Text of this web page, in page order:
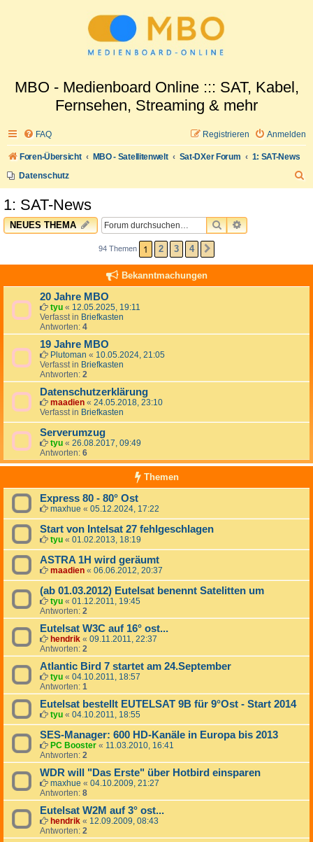
MBO - Medienboard Online ::: SAT, Kabel,
Fernsehen, Streaming & mehr
FAQ Anmelden
Registrieren
Foren-Übersicht MBO - Satellitenwelt Sat-DXer Forum
1: SAT-News
Datenschutz
1: SAT-News
NEUES THEMA SUCHEERWEITERTE
94 Themen 1 2 3 4
Bekanntmachungen
20 Jahre MBO
tyu « 12.05.2025, 19:11
Verfasst in Briefkasten
Antworten: 4
19 Jahre MBO
Plutoman « 10.05.2024, 21:05
Verfasst in Briefkasten
Antworten: 2
Datenschutzerklärung
maadien « 24.05.2018, 23:10
Verfasst in Briefkasten
Serverumzug
tyu « 26.08.2017, 09:49
Antworten: 6
Themen
Express 80 - 80° Ost
maxhue « 05.12.2024, 17:22
Start von Intelsat 27 fehlgeschlagen
tyu « 01.02.2013, 18:19
ASTRA 1H wird geräumt
maadien « 06.06.2012, 20:37
(ab 01.03.2012) Eutelsat benennt Satelitten um
tyu « 01.12.2011, 19:45
Antworten: 2
Eutelsat W3C auf 16° ost...
hendrik « 09.11.2011, 22:37
Antworten: 2
Atlantic Bird 7 startet am 24.September
tyu « 04.10.2011, 18:57
Antworten: 1
Eutelsat bestellt EUTELSAT 9B für 9°Ost - Start 2014
tyu « 04.10.2011, 18:55
SES-Manager: 600 HD-Kanäle in Europa bis 2013
PC Booster « 11.03.2010, 16:41
Antworten: 2
WDR will "Das Erste" über Hotbird einsparen
maxhue « 04.10.2009, 21:27
Antworten: 8
Eutelsat W2M auf 3° ost...
hendrik « 12.09.2009, 08:43
Antworten: 2